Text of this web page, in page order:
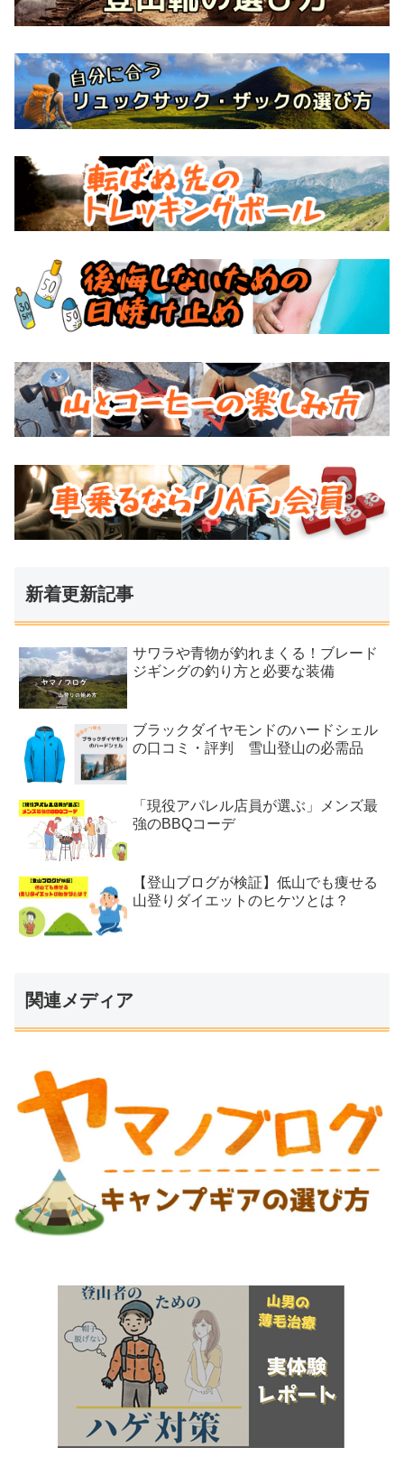
新着更新記事
サワラや青物が釣れまくる！ブレード
ジギングの釣り方と必要な装備
ブラックダイヤモンドのハードシェル
の口コミ・評判 雪山登山の必需品
「現役アパレル店員が選ぶ」メンズ最
強のBBQコーデ
【登山ブログが検証】低山でも痩せる
山登りダイエットのヒケツとは？
関連メディア